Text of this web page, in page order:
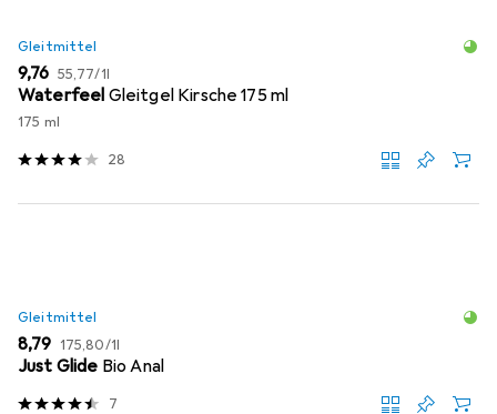
Gleitmittel
EUR
9,76 EUR
55,77/1l
Waterfeel Gleitgel Kirsche 175 ml
175 ml
28
Gleitmittel
EUR
8,79 EUR
175,80/1l
Just Glide Bio Anal
7